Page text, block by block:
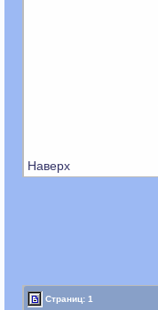
Наверх
Страниц: 1